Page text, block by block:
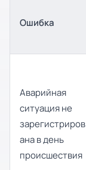
Ошибка
Аварийная
ситуация не
зарегистриров
ана в день
происшествия